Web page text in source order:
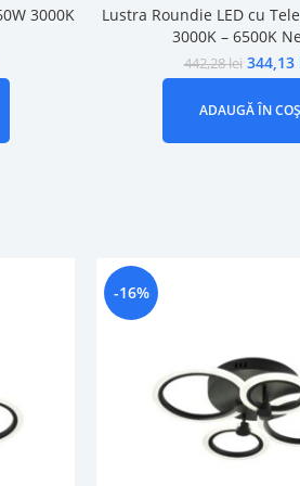
3000K
Lustra Roundie LED cu
3000K – 6500K
442,28lei 344,13
ADAUGĂ ÎN COȘ
-16%